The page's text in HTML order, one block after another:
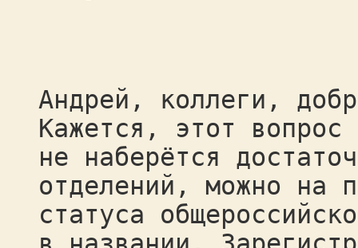
Андрей, коллеги,
Кажется, этот
не наберётся
отделений, можно на
статуса